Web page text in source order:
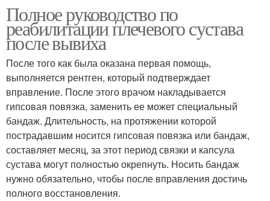
Полное руководство по
реабилитации плечевого сустава
после вывиха
После того как была оказана первая помощь,
выполняется рентген, который подтверждает
вправление. После этого врачом накладывается
гипсовая повязка, заменить ее может специальный
бандаж. Длительность, на протяжении которой
пострадавшим носится гипсовая повязка или бандаж,
составляет месяц, за этот период связки и капсула
сустава могут полностью окрепнуть. Носить бандаж
нужно обязательно, чтобы после вправления достичь
полного восстановления.